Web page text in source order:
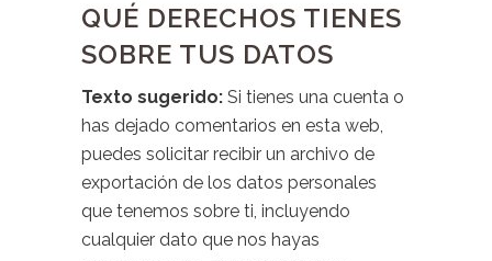
QUÉ DERECHOS TIENES
SOBRE TUS DATOS
Texto sugerido: Si tienes una cuenta o
has dejado comentarios en esta web,
puedes solicitar recibir un archivo de
exportación de los datos personales
que tenemos sobre ti, incluyendo
cualquier dato que nos hayas